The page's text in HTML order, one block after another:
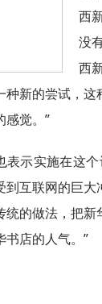
西
没
西
新的尝试，
感觉。”
示实施在这
互联网的巨
的做法，把
店的人气。”